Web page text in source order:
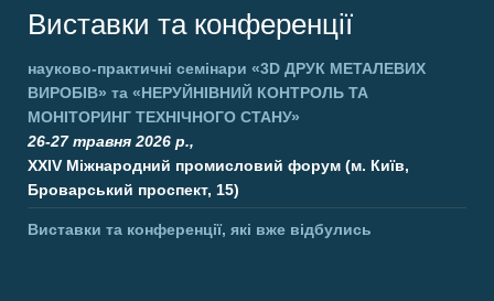
Виставки та конференції
науково-практичні семінари «3D ДРУК МЕТАЛЕВИХ
ВИРОБІВ» та «НЕРУЙНІВНИЙ КОНТРОЛЬ ТА
МОНІТОРИНГ ТЕХНІЧНОГО СТАНУ»
26-27 травня 2026 р.,
XXIV Міжнародний промисловий форум (м. Київ,
Броварський проспект, 15)
Виставки та конференції, які вже відбулись